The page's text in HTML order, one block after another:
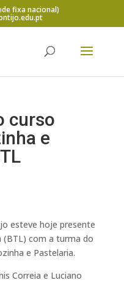
fixa nacional)
curso
e
esteve hoje presente
(BTL) com a turma do
e Pastelaria.
Correia e Luciano